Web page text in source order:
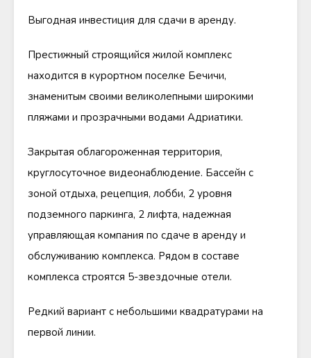
Выгодная инвестиция для сдачи в аренду.
Престижный строящийся жилой комплекс
находится в курортном поселке Бечичи,
знаменитым своими великолепными широкими
пляжами и прозрачными водами Адриатики.
Закрытая облагороженная территория,
круглосуточное видеонаблюдение. Бассейн с
зоной отдыха, рецепция, лобби, 2 уровня
подземного паркинга, 2 лифта, надежная
управляющая компания по сдаче в аренду и
обслуживанию комплекса. Рядом в составе
комплекса строятся 5-звездочные отели.
Редкий вариант с небольшими квадратурами на
первой линии.